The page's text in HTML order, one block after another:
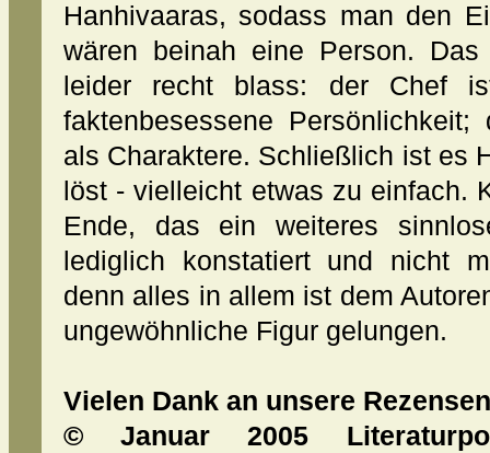
Hanhivaaras, sodass man den
wären beinah eine Person.
leider recht blass: der Chef
faktenbesessene
als Charaktere. Schließlich ist es
löst - vielleicht etwas zu einfach.
Ende, das ein weiteres
lediglich konstatiert und nicht
denn alles in allem ist dem
ungewöhnliche Figur gelungen.
Vielen Dank an unsere
© Januar 2005